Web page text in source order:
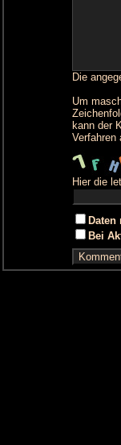
Die
Um
kann der
Verfahren
Hier die
Daten
Bei